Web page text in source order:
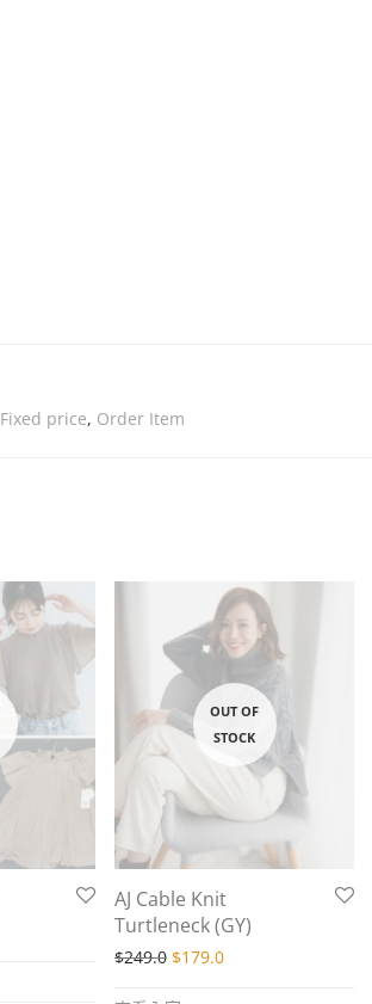
Fixed price, Order Item
AJ Cable Knit
Turtleneck (GY)
$249.0 Original price was:
$179.0Current price is: